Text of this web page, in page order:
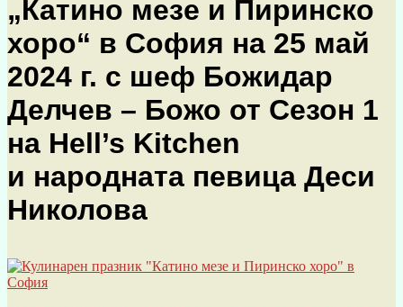
„Катино мезе и Пиринско
хоро“ в София на 25 май
2024 г. с шеф Божидар
Делчев – Божо от Сезон 1
на Hell’s Kitchen
и народната певица Деси
Николова